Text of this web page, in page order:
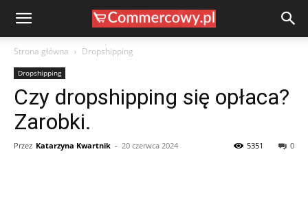
Strona główna Dropshipping
Dropshipping
Czy dropshipping się opłaca?
Zarobki.
Przez Katarzyna Kwartnik - 20 czerwca 2024 0
5351